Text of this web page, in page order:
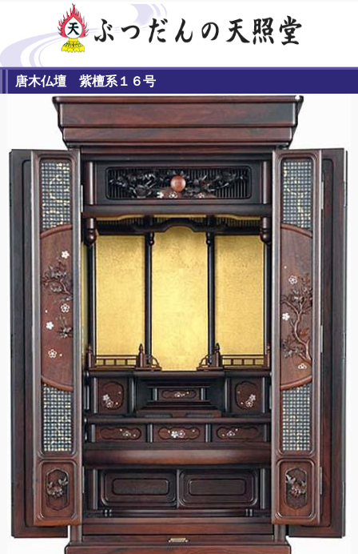
唐木仏壇 紫檀系１６号